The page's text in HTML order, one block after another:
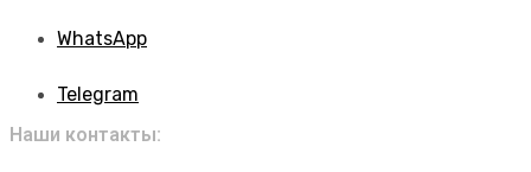
WhatsApp
Telegram
Наши контакты: